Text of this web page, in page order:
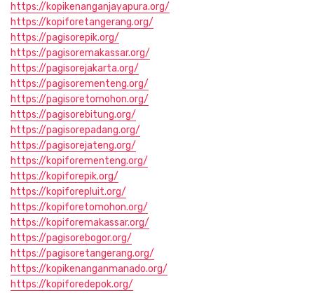
https://kopikenanganjayapura.org/
https://kopiforetangerang.org/
https://pagisorepik.org/
https://pagisoremakassar.org/
https://pagisorejakarta.org/
https://pagisorementeng.org/
https://pagisoretomohon.org/
https://pagisorebitung.org/
https://pagisorepadang.org/
https://pagisorejateng.org/
https://kopiforementeng.org/
https://kopiforepik.org/
https://kopiforepluit.org/
https://kopiforetomohon.org/
https://kopiforemakassar.org/
https://pagisorebogor.org/
https://pagisoretangerang.org/
https://kopikenanganmanado.org/
https://kopiforedepok.org/